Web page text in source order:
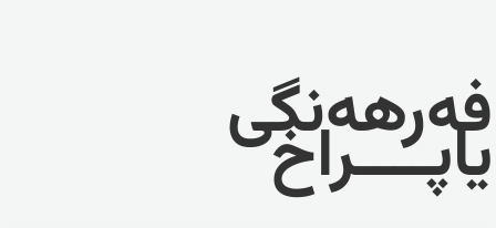
فەرهەنگی
یاپــــراخ